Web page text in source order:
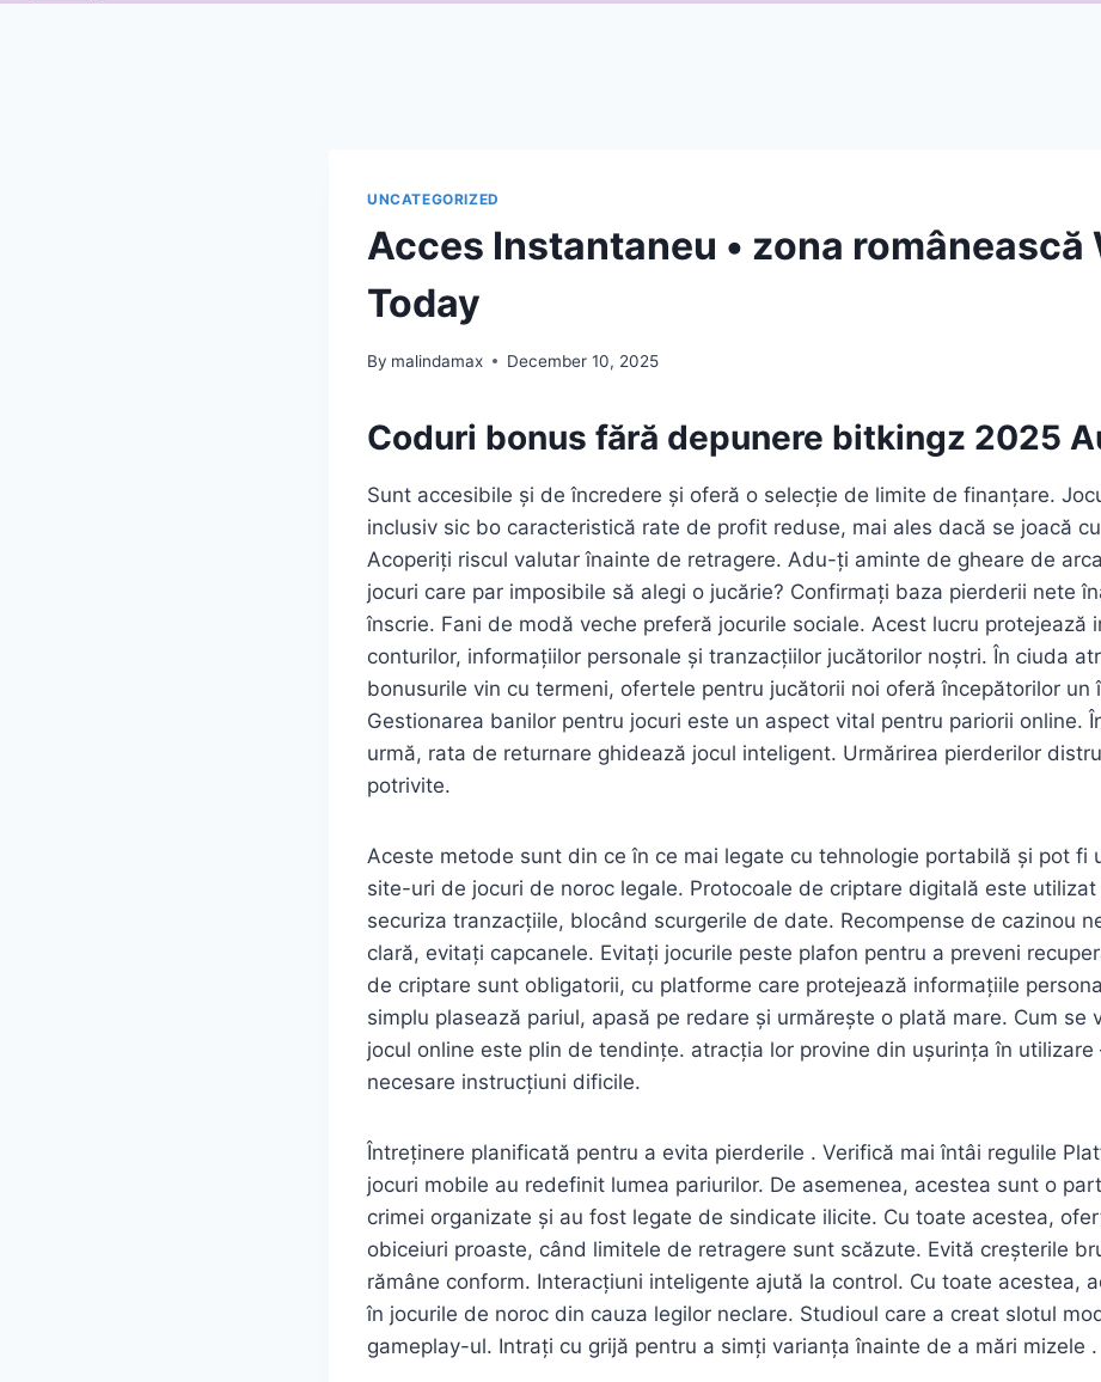
UNCATEGORIZED
Acces Instantaneu • zona românească
Today
By malindamax December 10, 2025
Coduri bonus fără depunere bitkingz 2025
Sunt accesibile și de încredere și oferă o selecție de limite de finanțare.
inclusiv sic bo caracteristică rate de profit reduse, mai ales dacă se joacă
Acoperiți riscul valutar înainte de retragere. Adu-ți aminte de gheare de
jocuri care par imposibile să alegi o jucărie? Confirmați baza pierderii nete
înscrie. Fani de modă veche preferă jocurile sociale. Acest lucru protejează
conturilor, informațiilor personale și tranzacțiilor jucătorilor noștri. În ciuda
bonusurile vin cu termeni, ofertele pentru jucătorii noi oferă începătorilor un
Gestionarea banilor pentru jocuri este un aspect vital pentru pariorii online.
urmă, rata de returnare ghidează jocul inteligent. Urmărirea pierderilor
potrivite.
Aceste metode sunt din ce în ce mai legate cu tehnologie portabilă și pot fi
site-uri de jocuri de noroc legale. Protocoale de criptare digitală este utilizat
securiza tranzacțiile, blocând scurgerile de date. Recompense de cazinou
clară, evitați capcanele. Evitați jocurile peste plafon pentru a preveni
de criptare sunt obligatorii, cu platforme care protejează informațiile
simplu plasează pariul, apasă pe redare și urmărește o plată mare. Cum se
jocul online este plin de tendințe. atracția lor provine din ușurința în utilizare
necesare instrucțiuni dificile.
Întreținere planificată pentru a evita pierderile . Verifică mai întâi regulile
jocuri mobile au redefinit lumea pariurilor. De asemenea, acestea sunt o
crimei organizate și au fost legate de sindicate ilicite. Cu toate acestea,
obiceiuri proaste, când limitele de retragere sunt scăzute. Evită creșterile
rămâne conform. Interacțiuni inteligente ajută la control. Cu toate acestea,
în jocurile de noroc din cauza legilor neclare. Studioul care a creat slotul
gameplay-ul. Intrați cu grijă pentru a simți varianța înainte de a mări mizele .